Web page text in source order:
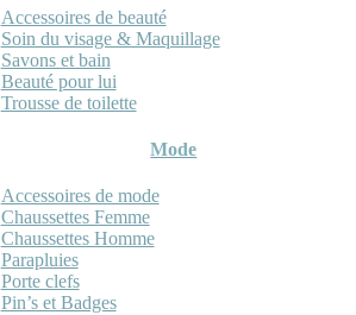
Accessoires de beauté
Soin du visage & Maquillage
Savons et bain
Beauté pour lui
Trousse de toilette
Mode
Accessoires de mode
Chaussettes Femme
Chaussettes Homme
Parapluies
Porte clefs
Pin’s et Badges